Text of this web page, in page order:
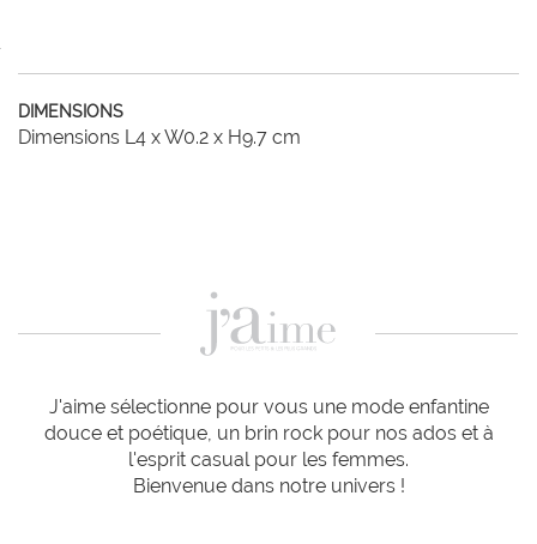
DIMENSIONS
Dimensions L4 x W0.2 x H9.7 cm
J'aime sélectionne pour vous une mode enfantine
douce et poétique, un brin rock pour nos ados et à
l'esprit casual pour les femmes.
Bienvenue dans notre univers !